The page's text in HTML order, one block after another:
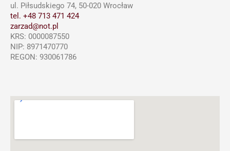
ul. Piłsudskiego 74, 50-020 Wrocław
tel. +48 713 471 424
zarzad@not.pl
KRS: 0000087550
NIP: 8971470770
REGON: 930061786